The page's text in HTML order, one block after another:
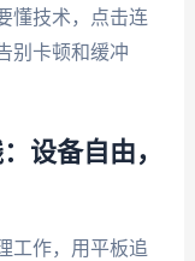
懂技术，点击连
别卡顿和缓冲
设备自由，
工作，用平板追